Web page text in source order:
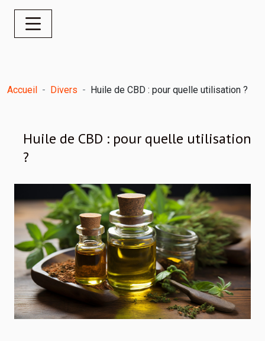
Accueil Divers Huile de CBD : pour quelle utilisation ?
Huile de CBD : pour quelle utilisation
?